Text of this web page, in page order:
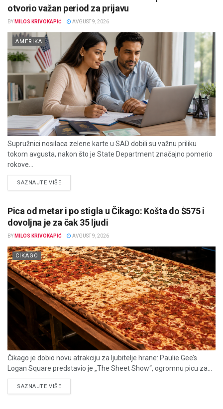
otvorio važan period za prijavu
BY MILOS KRIVOKAPIĆ AVGUST 9, 2026
AMERIKA
Supružnici nosilaca zelene karte u SAD dobili su važnu priliku
tokom avgusta, nakon što je State Department značajno pomerio
rokove...
SAZNAJTE VIŠEDETAILS
Pica od metar i po stigla u Čikago: Košta do $575 i
dovoljna je za čak 35 ljudi
BY MILOS KRIVOKAPIĆ AVGUST 9, 2026
CIKAGO
Čikago je dobio novu atrakciju za ljubitelje hrane: Paulie Gee’s
Logan Square predstavio je „The Sheet Show“, ogromnu picu za...
SAZNAJTE VIŠEDETAILS